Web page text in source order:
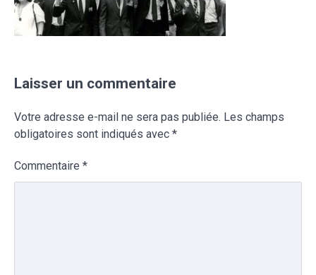
Laisser un commentaire
Votre adresse e-mail ne sera pas publiée. Les champs
obligatoires sont indiqués avec *
Commentaire *